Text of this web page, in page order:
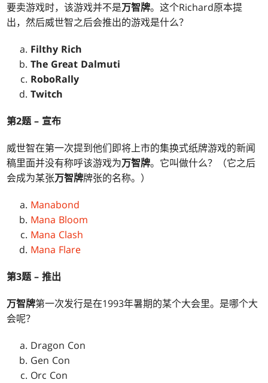
要卖游戏时，该游戏并不是万智牌。这个Richard原本提
出，然后威世智之后会推出的游戏是什么？
Filthy Rich
The Great Dalmuti
RoboRally
Twitch
第2题 – 宣布
威世智在第一次提到他们即将上市的集换式纸牌游戏的新闻
稿里面并没有称呼该游戏为万智牌。它叫做什么？（它之后
会成为某张万智牌牌张的名称。）
Manabond
Mana Bloom
Mana Clash
Mana Flare
第3题 – 推出
万智牌第一次发行是在1993年暑期的某个大会里。是哪个大
会呢？
Dragon Con
Gen Con
Orc Con